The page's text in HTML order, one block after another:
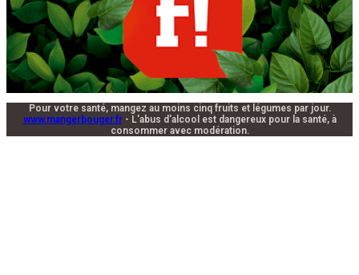
Pour votre santé, mangez au moins cinq fruits et légumes par jour.
www.mangerbouger.fr- L'abus d'alcool est dangereux pour la santé, à
consommer avec modération.